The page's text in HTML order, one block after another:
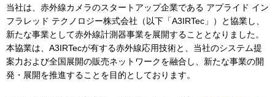
当社は、赤外線カメラのスタートアップ企業である アプライド イン
フラレッド テクノロジー株式会社（以下「A3IRTec」）と協業し、
新たな事業として赤外線計測器事業を展開することとなりました。
本協業は、A3IRTecが有する赤外線応用技術と、当社のシステム提
案力および全国展開の販売ネットワークを融合し、新たな事業の開
発・展開を推進することを目的としております。